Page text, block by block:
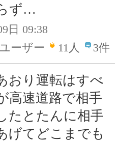
ず…
日 09:38
ーザー
11人 3件
おり運転はすべ
高速道路で相手
たとたんに相手
げてどこまでも